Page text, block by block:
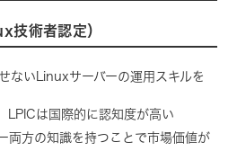
術者認定）
ないLinuxサーバーの運用スキルを
LPICは国際的に認知度が高い
両方の知識を持つことで市場価値が